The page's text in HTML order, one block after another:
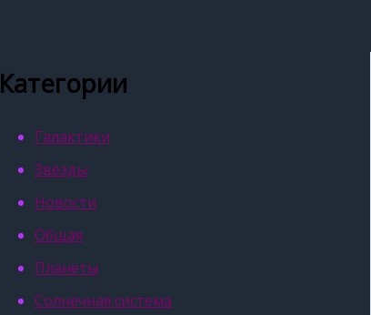
Категории
Галактики
Звёзды
Новости
Общая
Планеты
Солнечная система